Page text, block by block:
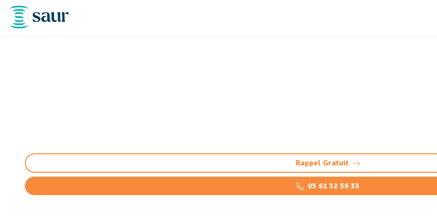
Rappel Gratuit
05 61 52 56 33